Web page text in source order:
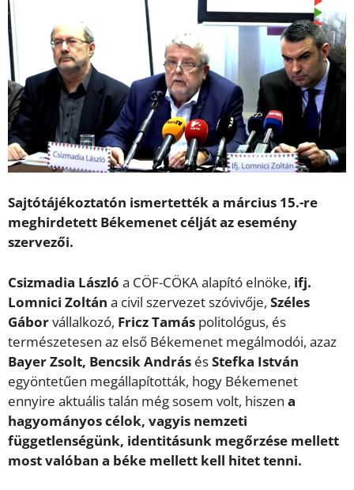
Sajtótájékoztatón ismertették a március 15.-re
meghirdetett Békemenet célját az esemény
szervezői.
Csizmadia László a CÖF-CÖKA alapító elnöke, ifj.
Lomnici Zoltán a civil szervezet szóvivője, Széles
Gáborvállalkozó, Fricz Tamás politológus, és
természetesen az első Békemenet megálmodói, azaz
Bayer Zsolt, Bencsik András ésStefka István
egyöntetűen megállapították, hogy Békemenet
ennyire aktuális talán még sosem volt, hiszen a
hagyományos célok, vagyis nemzeti
függetlenségünk, identitásunk megőrzése mellett
most valóban a béke mellett kell hitet tenni.